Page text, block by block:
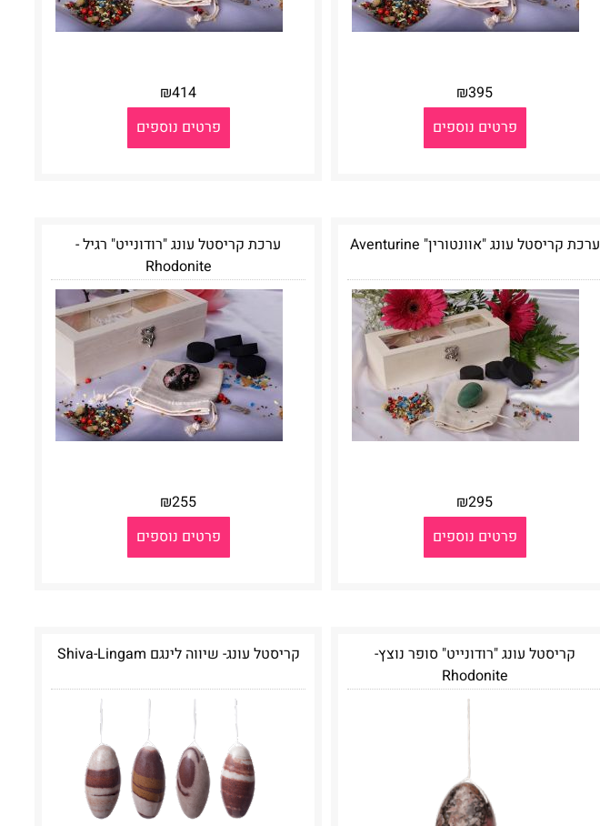
₪395
פרטים נוספים
₪414
פרטים נוספים
ערכת קריסטל עונג "אוונטורין" Aventurine
₪295
פרטים נוספים
ערכת קריסטל עונג "רודונייט" רגיל -
Rhodonite
₪255
פרטים נוספים
קריסטל עונג "רודונייט" סופר נוצץ-
Rhodonite
קריסטל עונג- שיווה לינגם Shiva-Lingam